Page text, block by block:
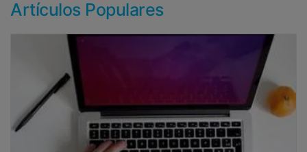
Artículos Populares